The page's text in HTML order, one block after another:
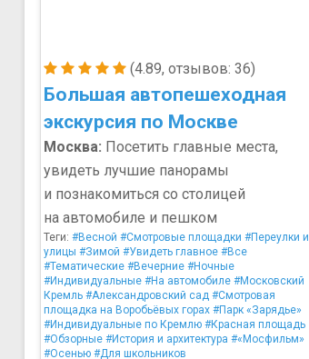
(4.89, отзывов: 36)
Большая автопешеходная
экскурсия по Москве
Москва: Посетить главные места,
увидеть лучшие панорамы
и познакомиться со столицей
на автомобиле и пешком
Теги: #Весной #Смотровые площадки #Переулки и
улицы #Зимой #Увидеть главное #Все
#Тематические #Вечерние #Ночные
#Индивидуальные #На автомобиле #Московский
Кремль #Александровский сад #Смотровая
площадка на Воробьёвых горах #Парк «Зарядье»
#Индивидуальные по Кремлю #Красная площадь
#Обзорные #История и архитектура #«Мосфильм»
#Осенью #Для школьников